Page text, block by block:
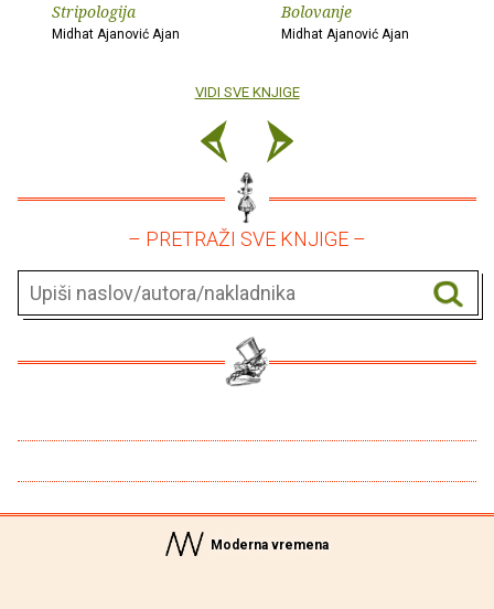
Stripologija
Midhat Ajanović Ajan
Bolovanje
Midhat Ajanović Ajan
VIDI SVE KNJIGE
– PRETRAŽI SVE KNJIGE –
Moderna vremena